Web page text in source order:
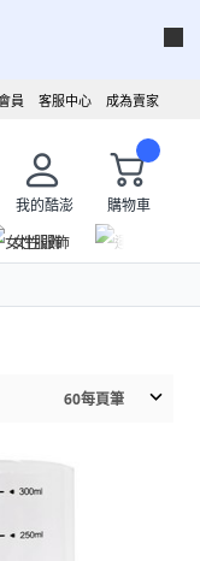
成為賣家
客服中心
員
我的酷澎
購物車
女性服飾
60每頁筆